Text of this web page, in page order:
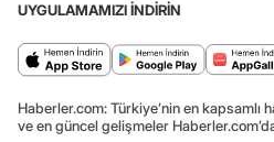
UYGULAMAMIZI İNDİRİN
Haberler.com: Türkiye’nin en
ve en güncel gelişmeler